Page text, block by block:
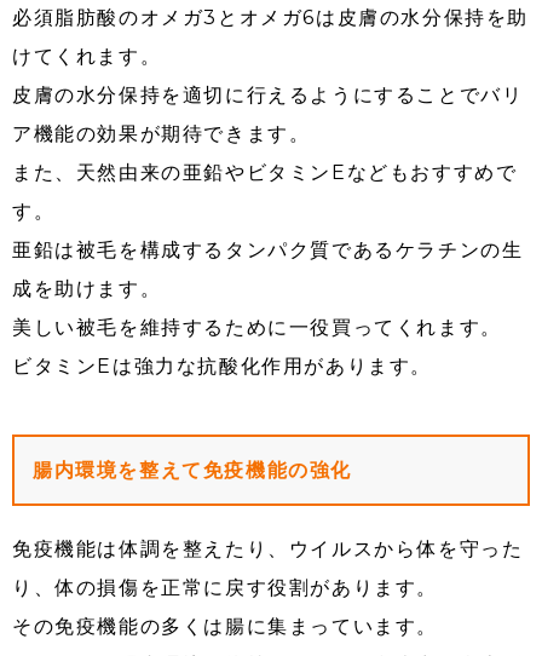
必須脂肪酸のオメガ3とオメガ6は皮膚の水分保持を助
けてくれます。
皮膚の水分保持を適切に行えるようにすることでバリ
ア機能の効果が期待できます。
また、天然由来の亜鉛やビタミンEなどもおすすめで
す。
亜鉛は被毛を構成するタンパク質であるケラチンの生
成を助けます。
美しい被毛を維持するために一役買ってくれます。
ビタミンEは強力な抗酸化作用があります。
腸内環境を整えて免疫機能の強化
免疫機能は体調を整えたり、ウイルスから体を守った
り、体の損傷を正常に戻す役割があります。
その免疫機能の多くは腸に集まっています。